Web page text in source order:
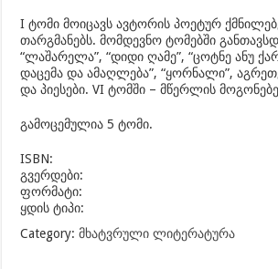
I ტომი მოიცავს ავტორის პოეტურ
თარგმანებს. მომდევნო ტომებში
“ლაშარელა”, “დიდი ღამე”, “ცოტნე ანუ
დაცემა და ამაღლება”, “ყორნალი”,
და პიესები. VI ტომში – მწერლის
გამოცემულია 5 ტომი.
ISBN:
გვერდები:
ფორმატი:
ყდის ტიპი:
Category:მხატვრული ლიტერატურა